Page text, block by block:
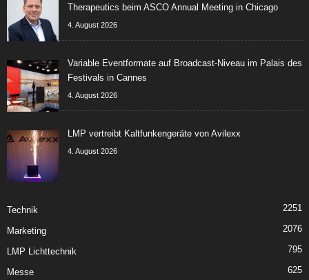
Therapeutics beim ASCO Annual Meeting in Chicago
4. August 2026
Variable Eventformate auf Broadcast-Niveau im Palais des
Festivals in Cannes
4. August 2026
LMP vertreibt Kaltfunkengeräte von Avilexx
4. August 2026
Technik 2251
Marketing 2076
LMP Lichttechnik 795
Messe 625